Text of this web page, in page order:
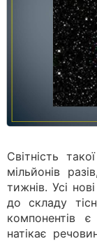
Світність
мільйонів
тижнів. Усі
до складу
компонентів
натікає